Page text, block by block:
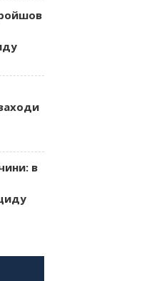
в